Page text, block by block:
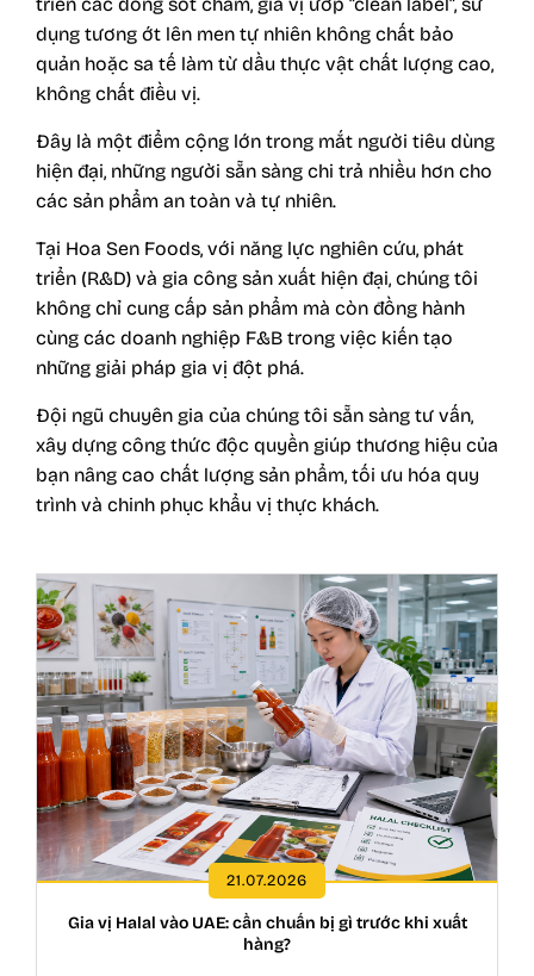
dụng tương ớt lên men tự nhiên không chất bảo
quản hoặc sa tế làm từ dầu thực vật chất lượng cao,
không chất điều vị.
Đây là một điểm cộng lớn trong mắt người tiêu dùng
hiện đại, những người sẵn sàng chi trả nhiều hơn cho
các sản phẩm an toàn và tự nhiên.
Tại Hoa Sen Foods, với năng lực nghiên cứu, phát
triển (R&D) và gia công sản xuất hiện đại, chúng tôi
không chỉ cung cấp sản phẩm mà còn đồng hành
cùng các doanh nghiệp F&B trong việc kiến tạo
những giải pháp gia vị đột phá.
Đội ngũ chuyên gia của chúng tôi sẵn sàng tư vấn,
xây dựng công thức độc quyền giúp thương hiệu của
bạn nâng cao chất lượng sản phẩm, tối ưu hóa quy
trình và chinh phục khẩu vị thực khách.
21.07.2026
Gia vị Halal vào UAE: cần chuẩn bị gì trước khi xuất
hàng?